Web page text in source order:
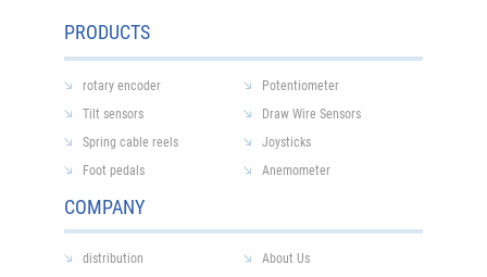
PRODUCTS
COMPANY
rotary encoder
Potentiometer
Tilt sensors
Draw Wire Sensors
Spring cable reels
Joysticks
Foot pedals
Anemometer
distribution
About Us